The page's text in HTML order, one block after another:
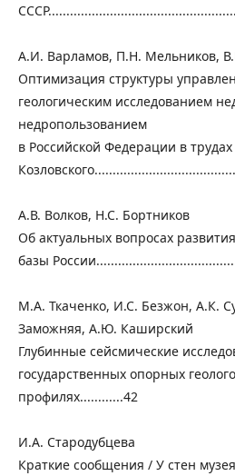
А.И. Варламов, П.Н. Мельников,
Оптимизация структуры
геологическим исследованием
недропользованием
в Российской Федерации в
А.В. Волков, Н.С. Бортников
Об актуальных вопросах
базы
М.А. Ткаченко, И.С. Безжон, А.К.
Заможняя, А.Ю. Каширский
Глубинные сейсмические
государственных опорных
профилях............42
И.А. Стародубцева
Краткие сообщения / У стен